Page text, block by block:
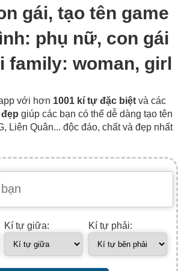
gái, tạo tên game
phụ nữ, con gái
family: woman, girl
với hơn 1001 kí tự đặc biệt và các
giúp các bạn có thể dễ dàng tạo tên
Liên Quân... độc đáo, chất và đẹp nhất
Kí tự giữa: Kí tự phải: